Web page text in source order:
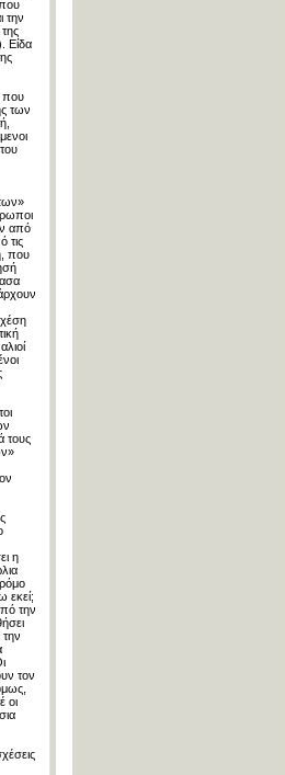
την
Είδα
που
των
από
τις
που
τους
η
εκεί;
την
τον
οι